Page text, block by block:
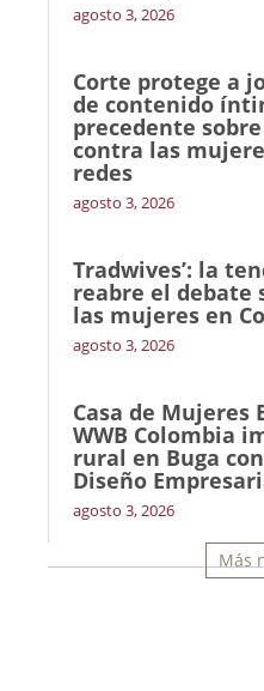
agosto 3, 2026
Corte protege a
de contenido
precedente
contra las
redes
agosto 3, 2026
Tradwives’: la
reabre el debate
las mujeres en
agosto 3, 2026
Casa de Mujeres
WWB Colombia
rural en Buga
Diseño
agosto 3, 2026
Más